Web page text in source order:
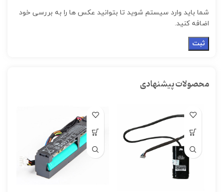
شما باید وارد سیستم شوید تا بتوانید عکس ها را به بررسی خود
اضافه کنید.
محصولات پیشنهادی